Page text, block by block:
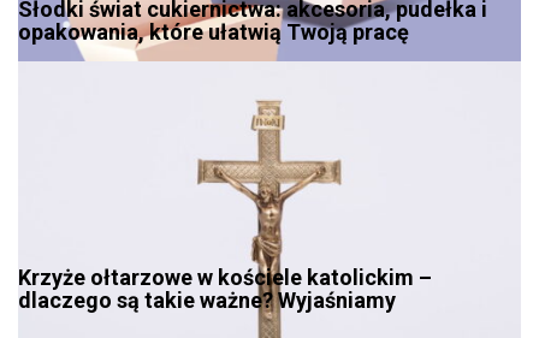
Słodki świat cukiernictwa: akcesoria, pudełka i
opakowania, które ułatwią Twoją pracę
Krzyże ołtarzowe w kościele katolickim –
dlaczego są takie ważne? Wyjaśniamy